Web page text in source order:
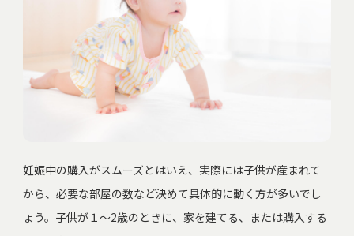
妊娠中の購入がスムーズとはいえ、実際には子供が産まれて
から、必要な部屋の数など決めて具体的に動く方が多いでし
ょう。子供が１～2歳のときに、家を建てる、または購入する